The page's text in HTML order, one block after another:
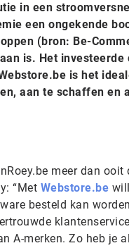
in een
een ongekende
(bron: Be-
is. Het
is het
aan te schaffen en
meer dan
“Met Webstore.be
besteld kan
A-merken. Zo heb je